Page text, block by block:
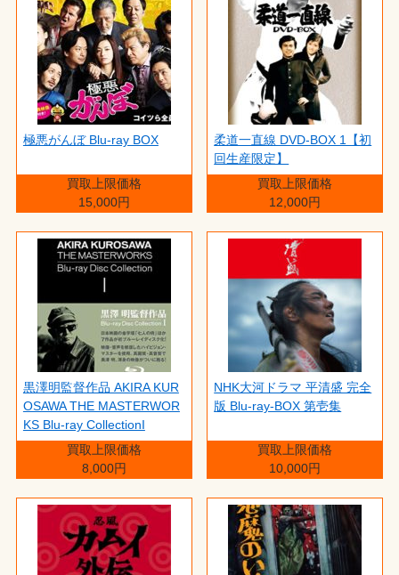
極悪がんぼ Blu-ray BOX
買取上限価格
15,000円
柔道一直線 DVD-BOX 1【初
回生産限定】
買取上限価格
12,000円
黒澤明監督作品 AKIRA KUR
OSAWA THE MASTERWOR
KS Blu-ray CollectionI
買取上限価格
8,000円
NHK大河ドラマ 平清盛 完全
版 Blu-ray-BOX 第壱集
買取上限価格
10,000円